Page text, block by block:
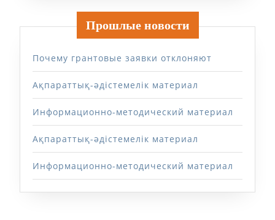
Прошлые новости
Почему грантовые заявки отклоняют
Ақпараттық-әдістемелік материал
Информационно-методический материал
Ақпараттық-әдістемелік материал
Информационно-методический материал